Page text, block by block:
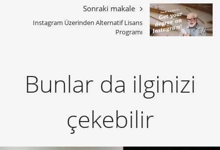
Sonraki makale
Instagram Üzerinden Alternatif Lisans
Programı
Bunlar da ilginizi
çekebilir